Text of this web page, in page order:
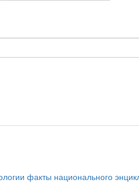
факты национального